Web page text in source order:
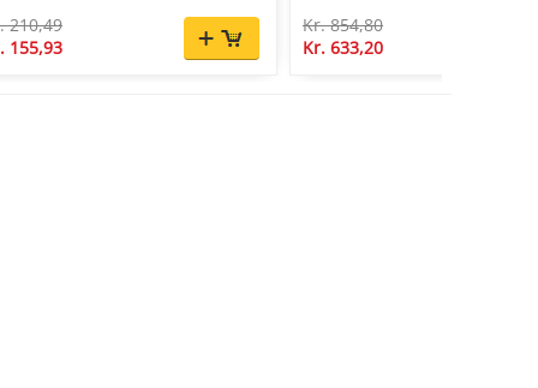
210,49
155,93
Kr. 854,80
Kr. 633,20